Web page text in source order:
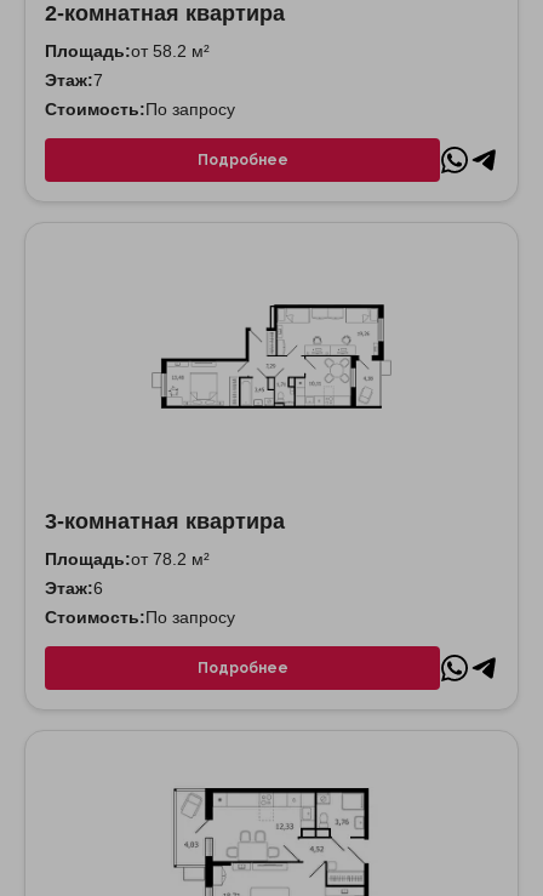
2-комнатная квартира
Площадь:от 58.2 м²
Этаж:7
Стоимость:По запросу
Подробнее
3-комнатная квартира
Площадь:от 78.2 м²
Этаж:6
Стоимость:По запросу
Подробнее